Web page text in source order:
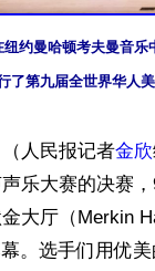
纽约曼哈顿考夫曼音
了第九届全世界华人
（人民报记者金欣
乐大赛的决赛
大厅（Merkin
。选手们用优